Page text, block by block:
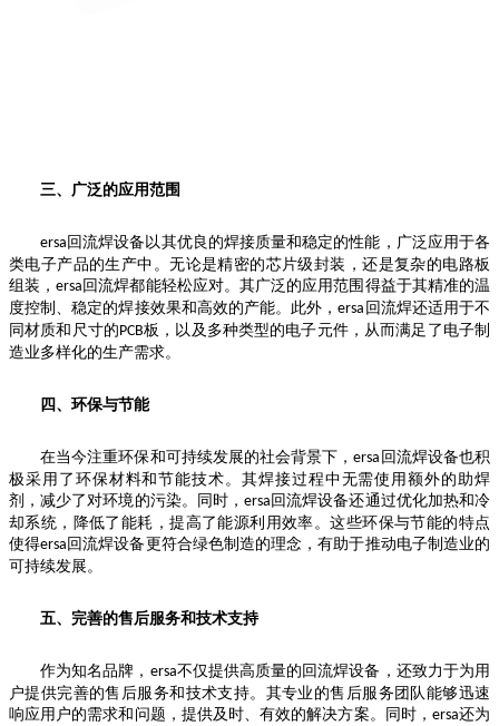
三、广泛的应用范围
ersa 回流焊设备以其优良的焊接质量和稳定的性能，广泛应用于各
类电子产品的生产中。无论是精密的芯片级封装，还是复杂的电路板
组装，ersa 回流焊都能轻松应对。其广泛的应用范围得益于其精准的温
度控制、稳定的焊接效果和高效的产能。此外，ersa 回流焊还适用于不
同材质和尺寸的 PCB板，以及多种类型的电子元件，从而满足了电子制
造业多样化的生产需求。
四、环保与节能
在当今注重环保和可持续发展的社会背景下，ersa 回流焊设备也积
极采用了环保材料和节能技术。其焊接过程中无需使用额外的助焊
剂，减少了对环境的污染。同时，ersa 回流焊设备还通过优化加热和冷
却系统，降低了能耗，提高了能源利用效率。这些环保与节能的特点
使得ersa 回流焊设备更符合绿色制造的理念，有助于推动电子制造业的
可持续发展。
五、完善的售后服务和技术支持
作为知名品牌， ersa不仅提供高质量的回流焊设备，还致力于为用
户提供完善的售后服务和技术支持。其专业的售后服务团队能够迅速
响应用户的需求和问题，提供及时、有效的解决方案。同时， ersa还为